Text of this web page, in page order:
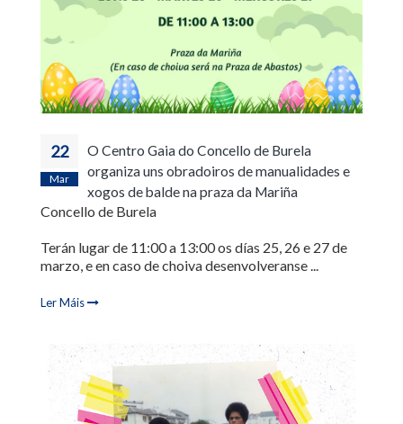
22
Mar
O Centro Gaia do Concello de Burela
organiza uns obradoiros de manualidades e
xogos de balde na praza da Mariña
Concello de Burela
Terán lugar de 11:00 a 13:00 os días 25, 26 e 27 de
marzo, e en caso de choiva desenvolveranse ...
Ler Máis